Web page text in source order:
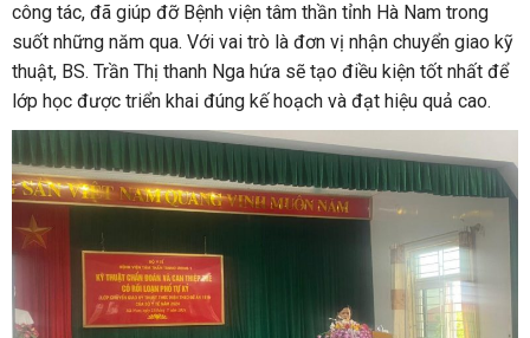
công tác, đã giúp đỡ Bệnh viện tâm thần tỉnh Hà Nam trong
suốt những năm qua. Với vai trò là đơn vị nhận chuyển giao kỹ
thuật, BS. Trần Thị thanh Nga hứa sẽ tạo điều kiện tốt nhất để
lớp học được triển khai đúng kế hoạch và đạt hiệu quả cao.